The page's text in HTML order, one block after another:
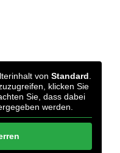
von Standard
klicken Sie
Sie, dass dabei
werden.